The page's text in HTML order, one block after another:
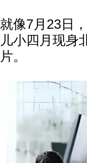
就像7月23日
儿小四月现身
片。